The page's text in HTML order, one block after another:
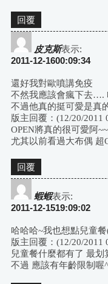
回覆
皮克斯表示:
2011-12-1600:09:34
還好我對歐噴講免疫
不然我應該會瘋下去….
不過他真的挺可愛是真
版主回覆：(12/20/2011
OPEN將真的很可愛阿~~
尤其以前看過大布偶 超
回覆
蝦蝦表示:
2011-12-1519:09:02
哈哈哈~我也想點兒童
版主回覆：(12/20/2011
兒童餐什麼都有了 最划
不過 應該有年齡限制喔